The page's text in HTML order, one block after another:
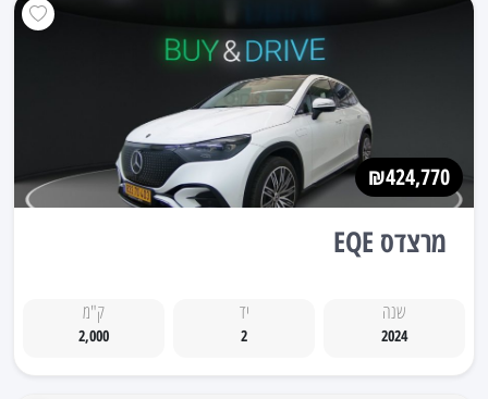
₪424,770
מרצדס EQE
שנה
2024
יד
2
ק"מ
2,000